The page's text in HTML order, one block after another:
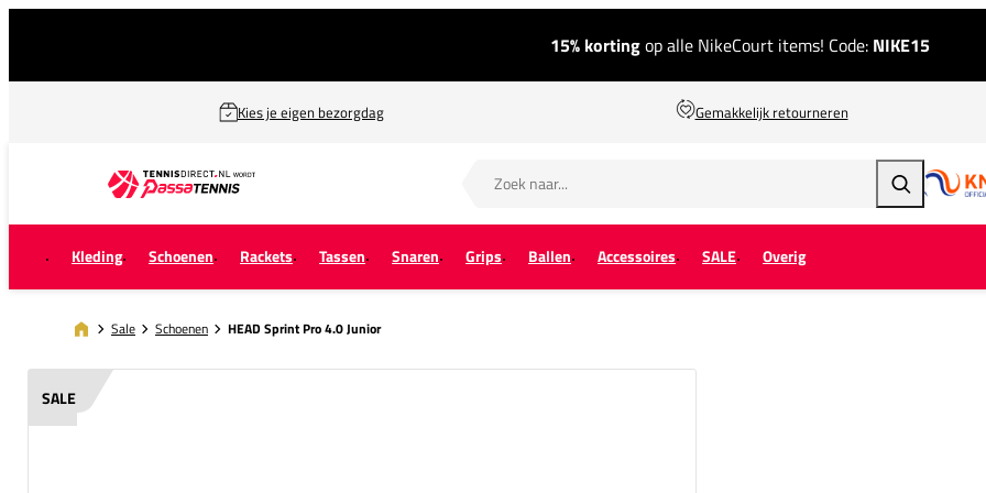
15% kortingop alle NikeCourt items! Code: NIKE15
Kies je eigen bezorgdag Gemakkelijk retourneren
Zoeken
Kleding Schoenen Rackets Tassen Snaren Grips Ballen Accessoires SALE Overig
Sale Schoenen HEAD Sprint Pro 4.0 Junior
SALE